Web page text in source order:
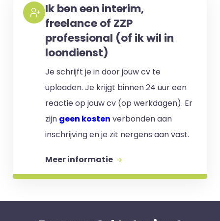
Ik ben een interim,
freelance of ZZP
professional (of ik wil in
loondienst)
Je schrijft je in door jouw cv te
uploaden. Je krijgt binnen 24 uur een
reactie op jouw cv (op werkdagen). Er
zijn geen kosten verbonden aan
inschrijving en je zit nergens aan vast.
Meer informatie